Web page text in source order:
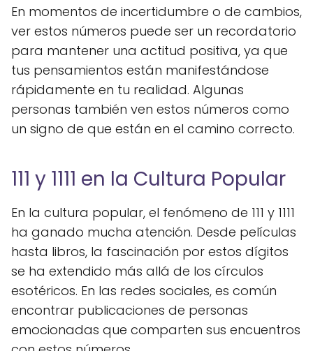
En momentos de incertidumbre o de cambios,
ver estos números puede ser un recordatorio
para mantener una actitud positiva, ya que
tus pensamientos están manifestándose
rápidamente en tu realidad. Algunas
personas también ven estos números como
un signo de que están en el camino correcto.
111 y 1111 en la Cultura Popular
En la cultura popular, el fenómeno de 111 y 1111
ha ganado mucha atención. Desde películas
hasta libros, la fascinación por estos dígitos
se ha extendido más allá de los círculos
esotéricos. En las redes sociales, es común
encontrar publicaciones de personas
emocionadas que comparten sus encuentros